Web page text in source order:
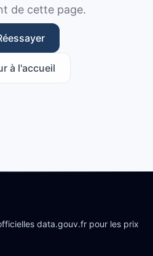
de cette page.
à l'accueil
data.gouv.fr pour les prix